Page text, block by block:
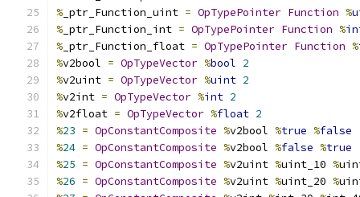
% _ptr_Function_uint = OpTypePointer Function %
% _ptr_Function_int = OpTypePointer Function %
% _ptr_Function_float = OpTypePointer Function %
%v2bool = OpTypeVector %bool 2
%v2uint = OpTypeVector %uint 2
%v2int = OpTypeVector %int 2
%v2float = OpTypeVector %float 2
%23 = OpConstantComposite %v2bool %true %false
%24 = OpConstantComposite %v2bool %false %true
%25 = OpConstantComposite %v2uint %uint_10 %
%26 = OpConstantComposite %v2uint %uint_20 %